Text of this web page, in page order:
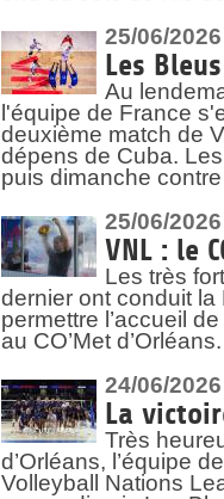
25/06/2026
Les
Au
l'équipe de France
deuxième match de
dépens de Cuba.
puis dimanche
25/06/2026
VNL : le
Les très
dernier ont conduit
permettre l’accueil
au CO’Met d’Orléans.
24/06/2026
La
Très
d’Orléans, l’équipe
Volleyball Nations